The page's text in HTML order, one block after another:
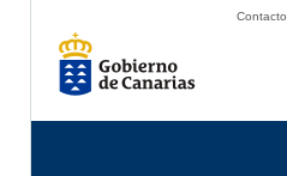
Contacto